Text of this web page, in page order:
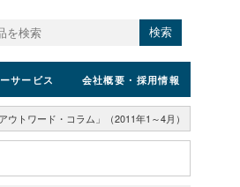
検索
サービス 会社概要 ・採用情報
ウトワード・コラム」（2011年1～4月）